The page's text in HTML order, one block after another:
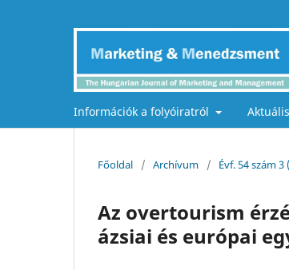
Információk a folyóiratról Aktuális
Főoldal / Archívum / Évf. 54 szám 3
Az overtourism
ázsiai és európai